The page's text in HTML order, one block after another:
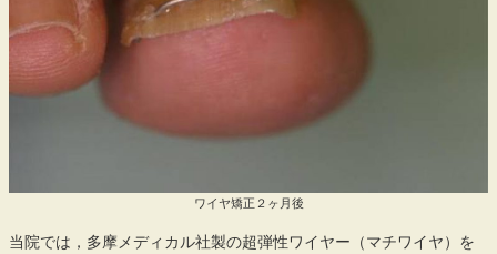
ワイヤ矯正２ヶ月後
当院では，多摩メディカル社製の超弾性ワイヤー（マチワイヤ）を